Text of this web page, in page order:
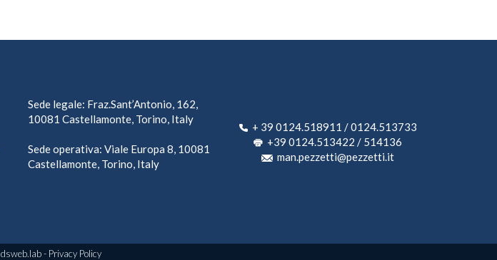
Sede legale: Fraz.Sant’Antonio, 162,
10081 Castellamonte, Torino, Italy
Sede operativa: Viale Europa 8, 10081
Castellamonte, Torino, Italy
+ 39 0124.518911 / 0124.513733
+39 0124.513422 / 514136
man.pezzetti@pezzetti.it
dsweb.lab- Privacy Policy